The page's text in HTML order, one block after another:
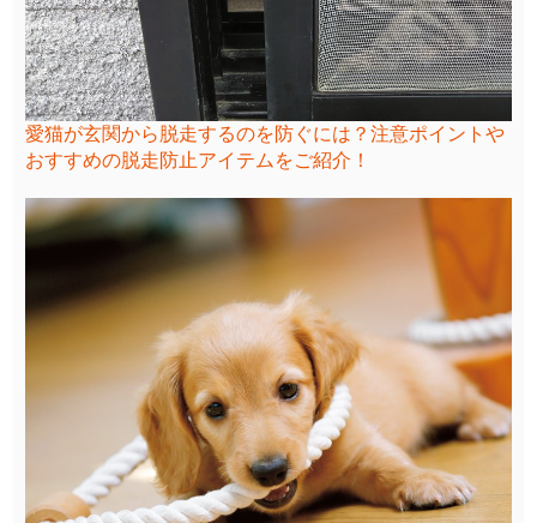
愛猫が玄関から脱走するのを防ぐには？注意ポイントや
おすすめの脱走防止アイテムをご紹介！